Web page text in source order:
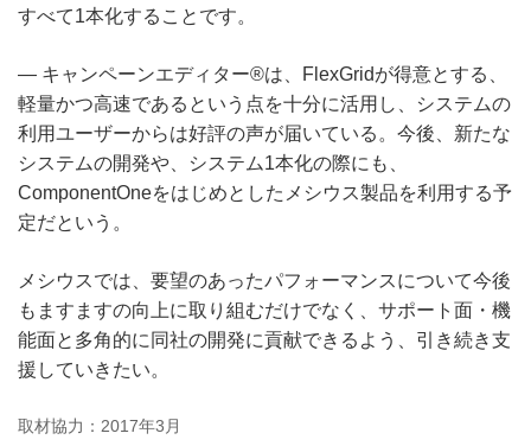
すべて1本化することです。
― キャンペーンエディター®は、FlexGridが得意とする、
軽量かつ高速であるという点を十分に活用し、システムの
利用ユーザーからは好評の声が届いている。今後、新たな
システムの開発や、システム1本化の際にも、
ComponentOneをはじめとしたメシウス製品を利用する予
定だという。
メシウスでは、要望のあったパフォーマンスについて今後
もますますの向上に取り組むだけでなく、サポート面・機
能面と多角的に同社の開発に貢献できるよう、引き続き支
援していきたい。
取材協力：2017年3月